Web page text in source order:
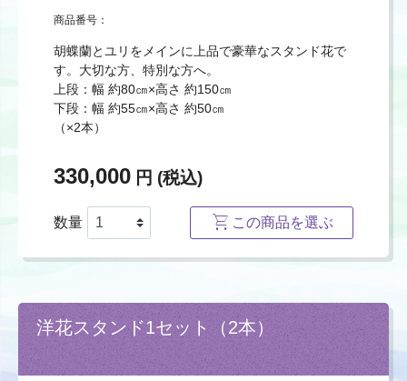
商品番号：
胡蝶蘭とユリをメインに上品で豪華なスタンド花で
す。大切な方、特別な方へ。
上段：幅 約80㎝×高さ 約150㎝
下段：幅 約55㎝×高さ 約50㎝
（×2本）
330,000 円 (税込)
数量 この商品を選ぶ
洋花スタンド1セット（2本）